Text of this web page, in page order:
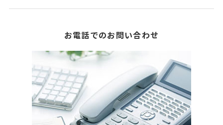
お電話でのお問い合わせ